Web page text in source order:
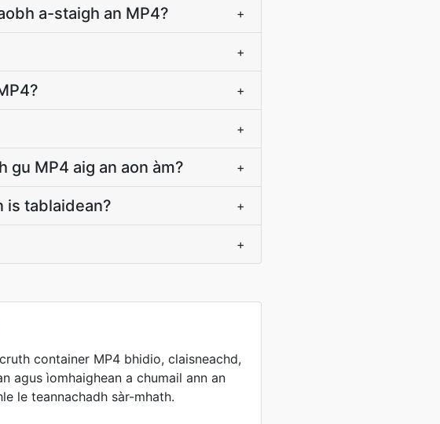
a-staigh an MP4? +
+
+
+
MP4 aig an aon àm? +
is tablaidean? +
+
container MP4 bhidio, claisneachd,
agus ìomhaighean a chumail ann an
le teannachadh sàr-mhath.